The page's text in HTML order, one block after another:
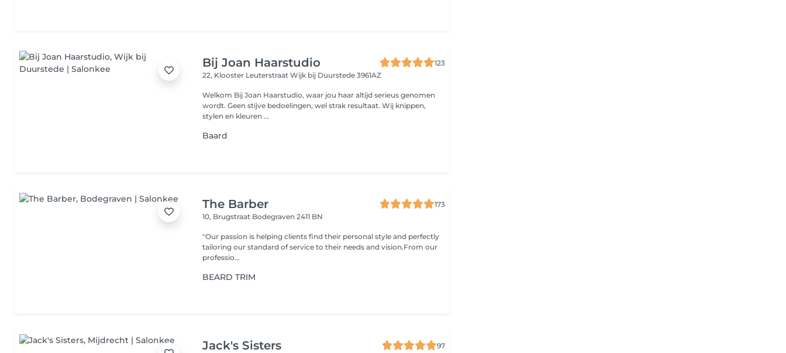
Bij Joan Haarstudio
123
22, Klooster LeuterstraatWijk bij Duurstede 3961AZ
Welkom Bij Joan Haarstudio, waar jou haar altijd serieus genomen
wordt. Geen stijve bedoelingen, wel strak resultaat. Wij knippen,
stylen en kleuren ...
Baard
The Barber
173
10, Brugstraat Bodegraven 2411 BN
"Our passion is helping clients find their personal style and perfectly
tailoring our standard of service to their needs and vision.From our
professio...
BEARD TRIM
Jack's Sisters
97